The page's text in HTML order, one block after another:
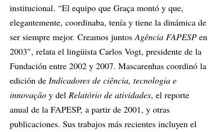
institucional. “El equipo que Graça montó y que,
elegantemente, coordinaba, tenía y tiene la dinámica de
ser siempre mejor. Creamos juntosAgência FAPESP en
2003″, relata el lingüista Carlos Vogt, presidente de la
Fundación entre 2002 y 2007. Mascarenhas coordinó la
edición de Indicadores de ciência, tecnologia e
innovação y del Relatório de atividades, el reporte
anual de la FAPESP, a partir de 2001, y otras
publicaciones. Sus trabajos más recientes incluyen el